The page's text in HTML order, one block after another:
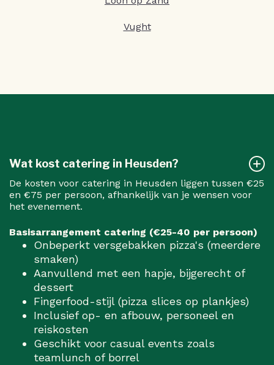
Vught
Wat kost catering in Heusden?
De kosten voor catering in Heusden liggen tussen €25
en €75 per persoon, afhankelijk van je wensen voor
het evenement.
Basisarrangement catering (€25-40 per persoon)
Onbeperkt versgebakken pizza's (meerdere
smaken)
Aanvullend met een hapje, bijgerecht of
dessert
Fingerfood-stijl (pizza slices op plankjes)
Inclusief op- en afbouw, personeel en
reiskosten
Geschikt voor casual events zoals
teamlunch of borrel